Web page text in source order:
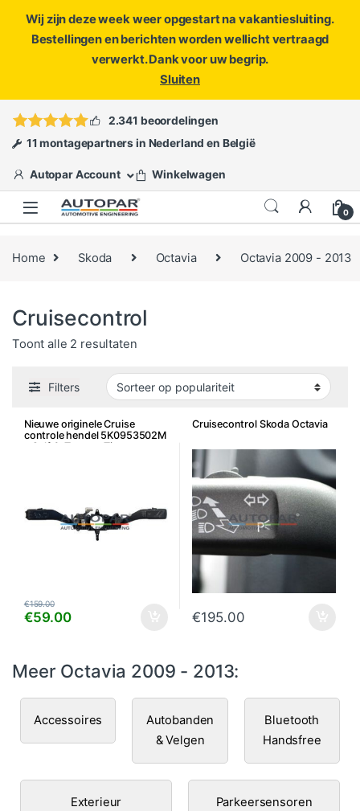
Wij zijn deze week weer opgestart na vakantiesluiting.
Bestellingen en berichten worden wellicht vertraagd
verwerkt. Dank voor uw begrip.
Sluiten
ofopen een ticket
2.341 beoordelingen
11 montagepartners in Nederland en België
Autopar Account Winkelwagen
0
Home Skoda Octavia Octavia 2009 - 2013
Cruisecontrol
Toont alle 2 resultatenGesorteerd op populariteit
Filters
Nieuwe originele Cruise
controle hendel 5K0953502M
– Golf 6, Touran, Tiguan,
€59.00
€159.00
Cruisecontrol Skoda Octavia
€195.00
Meer Octavia 2009 - 2013:
Accessoires
Autobanden
& Velgen
Bluetooth
Handsfree
Exterieur Parkeersensoren